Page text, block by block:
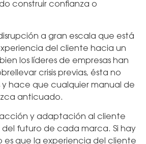
construir confianza o
a gran escala que está
del cliente hacia un
los líderes de empresas han
crisis previas, ésta no
hace que cualquier manual de
anticuado.
y adaptación al cliente
futuro de cada marca. Si hay
es que la experiencia del cliente